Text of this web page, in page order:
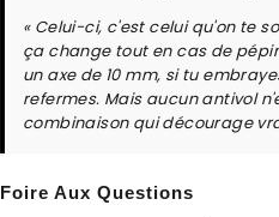
« Celui-ci, c'est celui qu'on te
ça change tout en cas de
un axe de 10 mm, si tu
refermes. Mais aucun antivol
combinaison qui décourage
Foire Aux Questions